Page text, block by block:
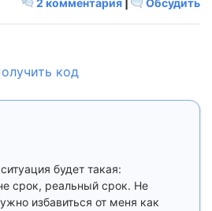
2 комментария Обсудить
код
будет такая:
срок, реальный срок. Не
избавиться от меня как